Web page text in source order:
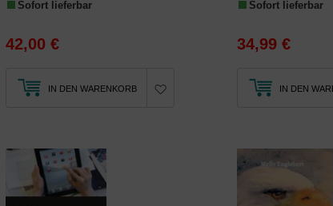
Sofort lieferbar
42,00 €
IN DEN WARENKORB
Sofort lieferbar
34,99 €
IN DEN